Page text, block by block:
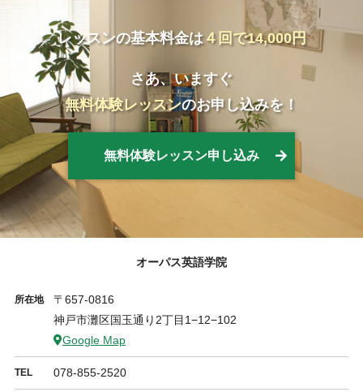
レッスンの基本料金は４回で14,000円
さあ、いますぐ
無料体験レッスンのお申し込みを！
無料体験レッスン申し込み
オーパス英語学院
所在地
〒657-0816
神戸市灘区国玉通り2丁目1−12−102
Google Map
TEL 078-855-2520